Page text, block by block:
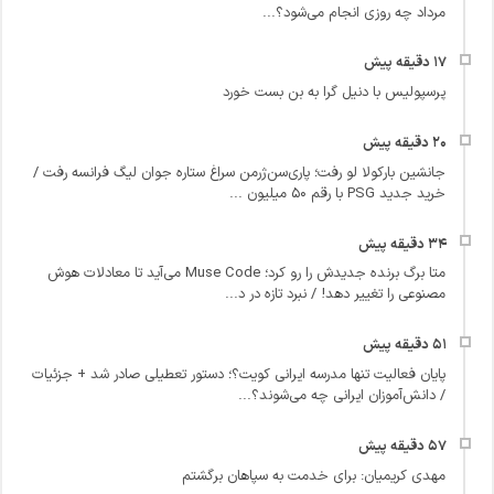
مرداد چه روزی انجام می‌شود؟...
پرسپولیس با دنیل گرا به بن بست خورد
جانشین بارکولا لو رفت؛ پاری‌سن‌ژرمن سراغ ستاره جوان لیگ فرانسه رفت /
خرید جدید PSG با رقم ۵۰ میلیون ...
متا برگ برنده جدیدش را رو کرد؛ Muse Code می‌آید تا معادلات هوش
مصنوعی را تغییر دهد! / نبرد تازه در د...
پایان فعالیت تنها مدرسه ایرانی کویت؟؛ دستور تعطیلی صادر شد + جزئیات
/ دانش‌آموزان ایرانی چه می‌شوند؟...
مهدی کریمیان: برای خدمت به سپاهان برگشتم